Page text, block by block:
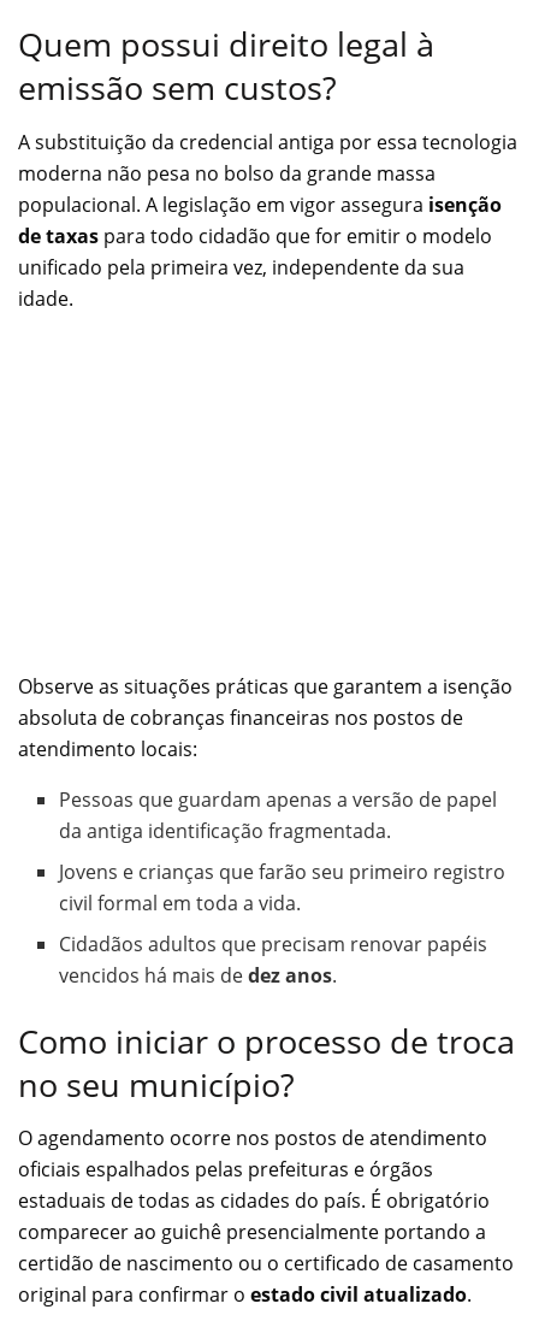
Quem possui direito legal à
emissão sem custos?
A substituição da credencial antiga por essa tecnologia
moderna não pesa no bolso da grande massa
populacional. A legislação em vigor assegura isenção
de taxas para todo cidadão que for emitir o modelo
unificado pela primeira vez, independente da sua
idade.
Observe as situações práticas que garantem a isenção
absoluta de cobranças financeiras nos postos de
atendimento locais:
Pessoas que guardam apenas a versão de papel
da antiga identificação fragmentada.
Jovens e crianças que farão seu primeiro registro
civil formal em toda a vida.
Cidadãos adultos que precisam renovar papéis
vencidos há mais dedez anos.
Como iniciar o processo de troca
no seu município?
O agendamento ocorre nos postos de atendimento
oficiais espalhados pelas prefeituras e órgãos
estaduais de todas as cidades do país. É obrigatório
comparecer ao guichê presencialmente portando a
certidão de nascimento ou o certificado de casamento
original para confirmar o estado civil atualizado.